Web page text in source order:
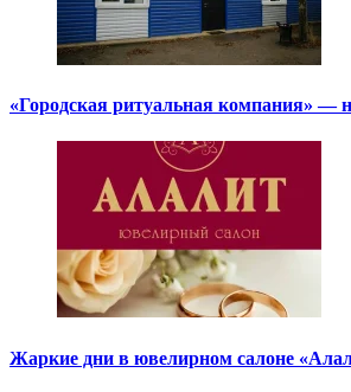
«Городская ритуальная компания» —
Жаркие дни в ювелирном салоне